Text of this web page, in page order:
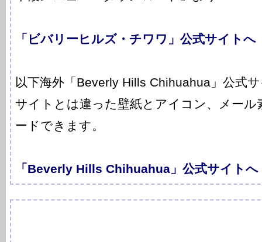
「ビバリーヒルズ・チワワ」公式サイトへ
以下海外「Beverly Hills Chihuahua」公式
サイトとは違った壁紙とアイコン、メー
ードできます。
「Beverly Hills Chihuahua」公式サイトへ